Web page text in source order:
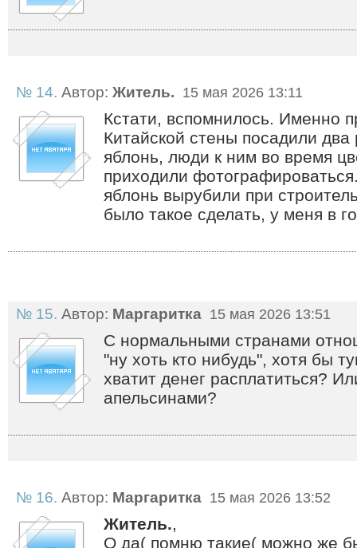
№ 14. Автор: Житель. 15 мая 2026 13:11
Кстати, вспомнилось. Именно
Китайской стены посадили
яблонь, люди к ним во время
приходили
яблонь вырубили при
было такое сделать, у меня в
№ 15. Автор: Маргаритка 15 мая 2026 13:51
С нормальными странами
"ну хоть кто нибудь", хотя бы
хватит денег расплатиться?
апельсинами?
№ 16. Автор: Маргаритка 15 мая 2026 13:52
Житель.,
О да( помню такие( можно же